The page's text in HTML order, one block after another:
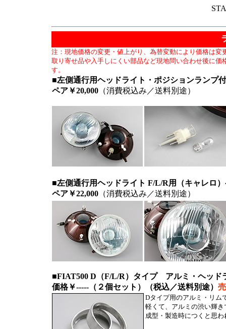
注：現地価格の変更・値上がり、為替変動により価格は変
取り寄せ品や入手しにくい部品など現地問い合わせ後に
す。
■左側通行用ヘッドライト・ポジションラン
ペア￥20,000（消費税込み／送料別途）
■左側通行用ヘッドライト F/L/R用（キャレロ
ペア￥22,000（消費税込み／送料別途）
■FIAT500 D（F/L/R）タイプ アルミ・ヘッド
価格￥-----（２個セット）（税込／送料別途）
Dタイプ用のアルミ・リム
軽くて、アルミの渋い輝
成型・製造時につくと思